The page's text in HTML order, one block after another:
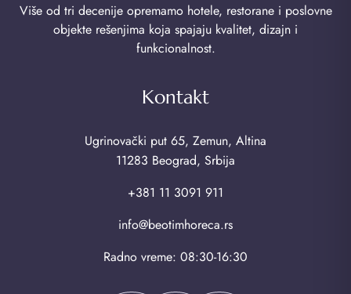
Više od tri decenije opremamo hotele, restorane i poslovne
objekte rešenjima koja spajaju kvalitet, dizajn i
funkcionalnost.
Kontakt
Ugrinovački put 65, Zemun, Altina
11283 Beograd, Srbija
+381 11 3091 911
info@beotimhoreca.rs
Radno vreme: 08:30-16:30